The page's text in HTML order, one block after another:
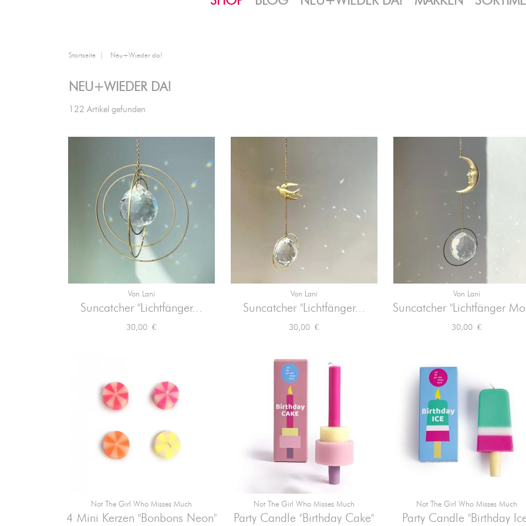
Startseite Neu+Wieder da!
NEU+WIEDER DA!
122 Artikel gefunden
Von Lani
Suncatcher "Lichtfänger...
Preis
30,00 €
Vorschau
Von Lani
Suncatcher "Lichtfänger...
Preis
30,00 €
Vorschau
Von Lani
Suncatcher "Lichtfänger
Preis
30,00 €
 Vorschau
Not The Girl Who Misses Much
4 Mini Kerzen "Bonbons Neon"
Vorschau
Not The Girl Who Misses Much
Party Candle "Birthday Cake"
Vorschau
Not The Girl Who Misses Much
Party Candle "Birthday
Vorschau